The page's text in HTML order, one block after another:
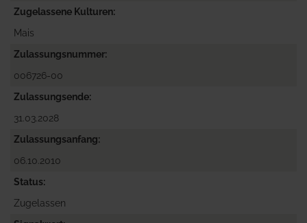
Zugelassene Kulturen
Mais
Zulassungsnummer
006726-00
Zulassungsende
31.03.2028
Zulassungsanfang
06.10.2010
Status
Zugelassen